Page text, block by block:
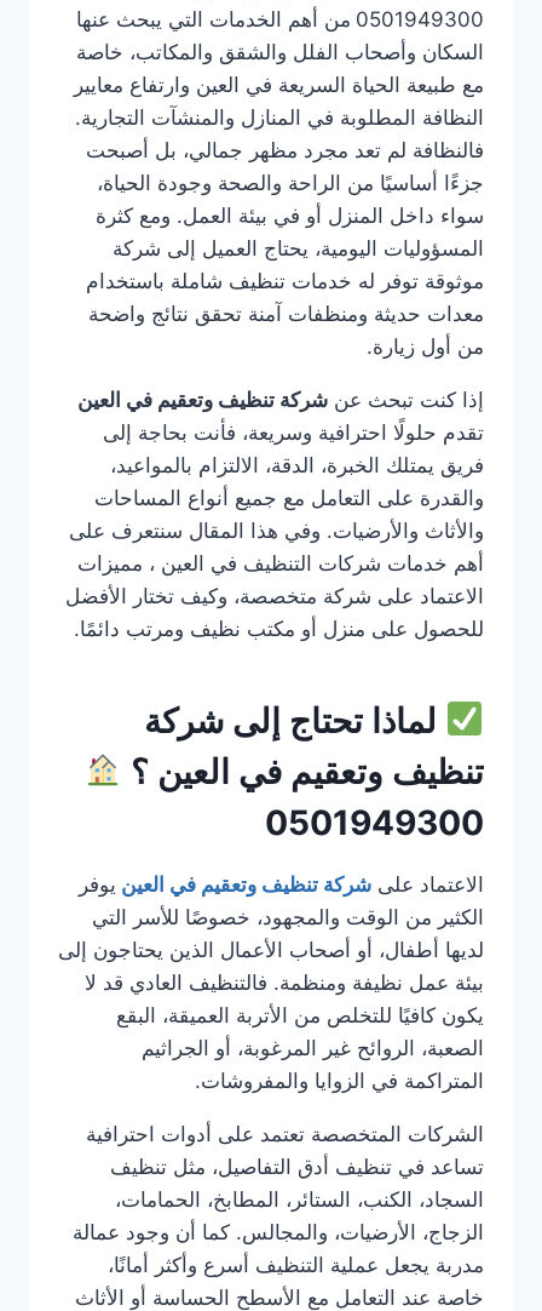
0501949300 من أهم الخدمات التي يبحث عنها
السكان وأصحاب الفلل والشقق والمكاتب، خاصة
مع طبيعة الحياة السريعة في العين وارتفاع معايير
النظافة المطلوبة في المنازل والمنشآت التجارية.
فالنظافة لم تعد مجرد مظهر جمالي، بل أصبحت
جزءًا أساسيًا من الراحة والصحة وجودة الحياة،
سواء داخل المنزل أو في بيئة العمل. ومع كثرة
المسؤوليات اليومية، يحتاج العميل إلى شركة
موثوقة توفر له خدمات تنظيف شاملة باستخدام
معدات حديثة ومنظفات آمنة تحقق نتائج واضحة
من أول زيارة.
إذا كنت تبحث عن شركة تنظيف وتعقيم في العين
تقدم حلولًا احترافية وسريعة، فأنت بحاجة إلى
فريق يمتلك الخبرة، الدقة، الالتزام بالمواعيد،
والقدرة على التعامل مع جميع أنواع المساحات
والأثاث والأرضيات. وفي هذا المقال سنتعرف على
أهم خدمات شركات التنظيف في العين ، مميزات
الاعتماد على شركة متخصصة، وكيف تختار الأفضل
للحصول على منزل أو مكتب نظيف ومرتب دائمًا.
لماذا تحتاج إلى شركة
تنظيف وتعقيم في العين ؟
0501949300
الاعتماد على شركة تنظيف وتعقيم في العين يوفر
الكثير من الوقت والمجهود، خصوصًا للأسر التي
لديها أطفال، أو أصحاب الأعمال الذين يحتاجون إلى
بيئة عمل نظيفة ومنظمة. فالتنظيف العادي قد لا
يكون كافيًا للتخلص من الأتربة العميقة، البقع
الصعبة، الروائح غير المرغوبة، أو الجراثيم
المتراكمة في الزوايا والمفروشات.
الشركات المتخصصة تعتمد على أدوات احترافية
تساعد في تنظيف أدق التفاصيل، مثل تنظيف
السجاد، الكنب، الستائر، المطابخ، الحمامات،
الزجاج، الأرضيات، والمجالس. كما أن وجود عمالة
مدربة يجعل عملية التنظيف أسرع وأكثر أمانًا،
خاصة عند التعامل مع الأسطح الحساسة أو الأثاث